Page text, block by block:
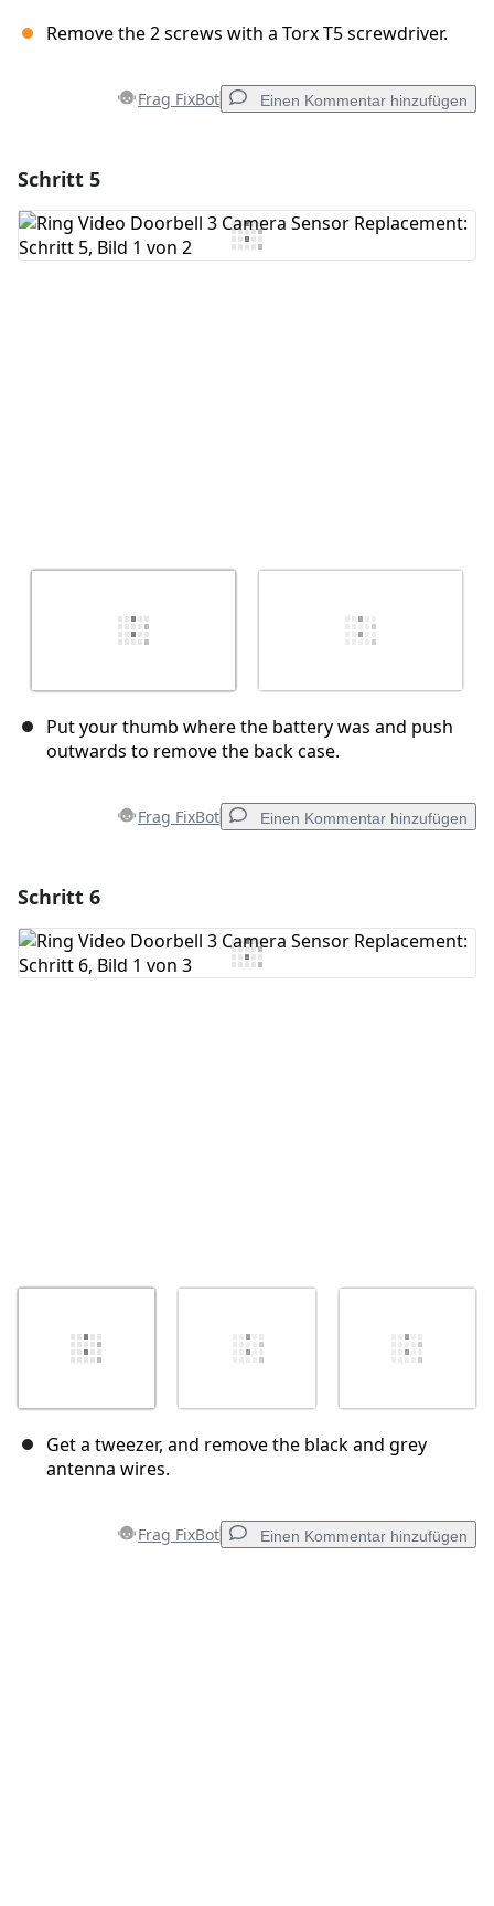
Remove the 2 screws with a Torx T5 screwdriver.
Frag FixBot Einen Kommentar hinzufügen
Kommentar hinzufügen
Schritt 5
Put your thumb where the battery was and push
outwards to remove the back case.
Frag FixBot Einen Kommentar hinzufügen
Kommentar hinzufügen
Schritt 6
Get a tweezer, and remove the black and grey
antenna wires.
Frag FixBot Einen Kommentar hinzufügen